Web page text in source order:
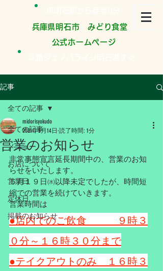
​兵庫県明石市 みどり食堂
公式ホームページ
記事
全ての記事
メニュー
お店について
営業日
定休日
掲載のお知らせ
全ての記事
営業のお知らせ
midorisyokudo
2021年5月14日 読了時間: 1分
非常事態宣言延長期間中の、営業のお知
らせをいたします。
５月１９日㈬以降未定でしたが、時間短
縮での営業を続けていきます。
営業時間は
●店内でのご飲食　　　９時３
０分～１６時３０分まで
●テイクアウトのみ　１６時３